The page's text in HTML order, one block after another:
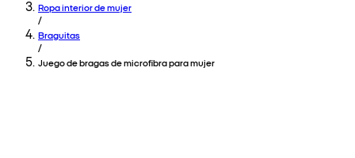
Ropa interior de mujer
/
Braguitas
/
Juego de bragas de microfibra para mujer